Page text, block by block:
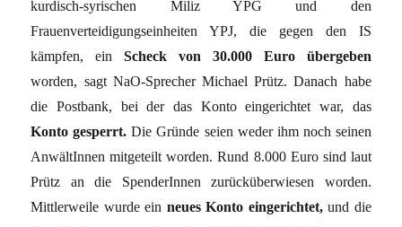
kurdisch-syrischen Miliz YPG und den
Frauenverteidigungseinheiten YPJ, die gegen den IS
kämpfen, einScheck von 30.000 Euro übergeben
worden, sagt NaO-Sprecher Michael Prütz. Danach habe
die Postbank, bei der das Konto eingerichtet war, das
Konto gesperrt. Die Gründe seien weder ihm noch seinen
AnwältInnen mitgeteilt worden. Rund 8.000 Euro sind laut
Prütz an die SpenderInnen zurücküberwiesen worden.
Mittlerweile wurde ein neues Konto eingerichtet,und die